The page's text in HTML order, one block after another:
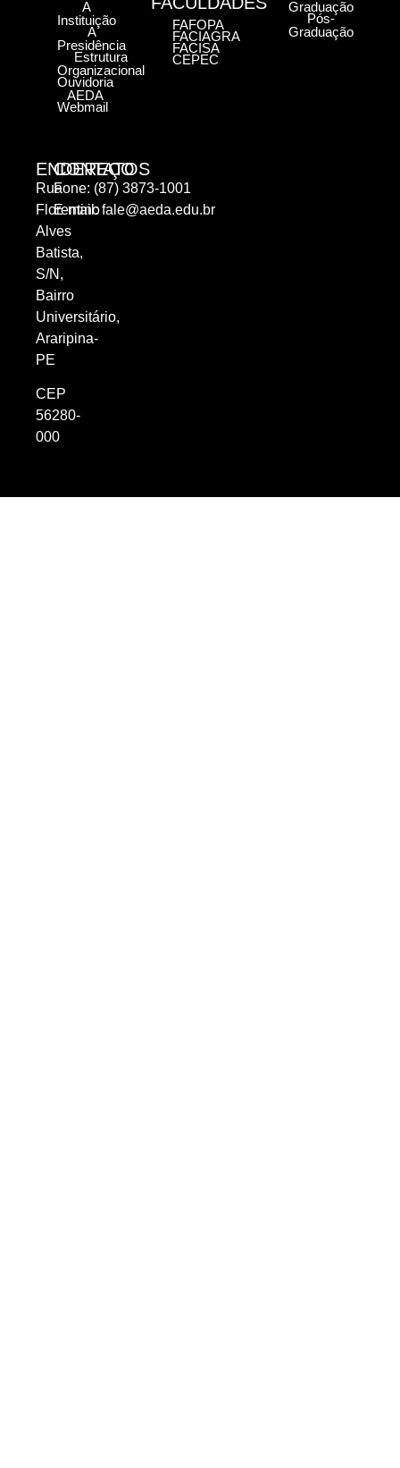
ENDEREÇO
Rua
Florentino
Alves
Batista,
S/N,
Bairro
Universitário,
Araripina-
PE
CEP
56280-
000
CONTATOS
Fone: (87) 3873-1001
E-mail:fale@aeda.edu.br
A
Instituição
A
Presidência
Estrutura
Organizacional
Ouvidoria
AEDA
Webmail
FAFOPA
FACIAGRA
FACISA
CEPEC
Graduação
Pós-
Graduação